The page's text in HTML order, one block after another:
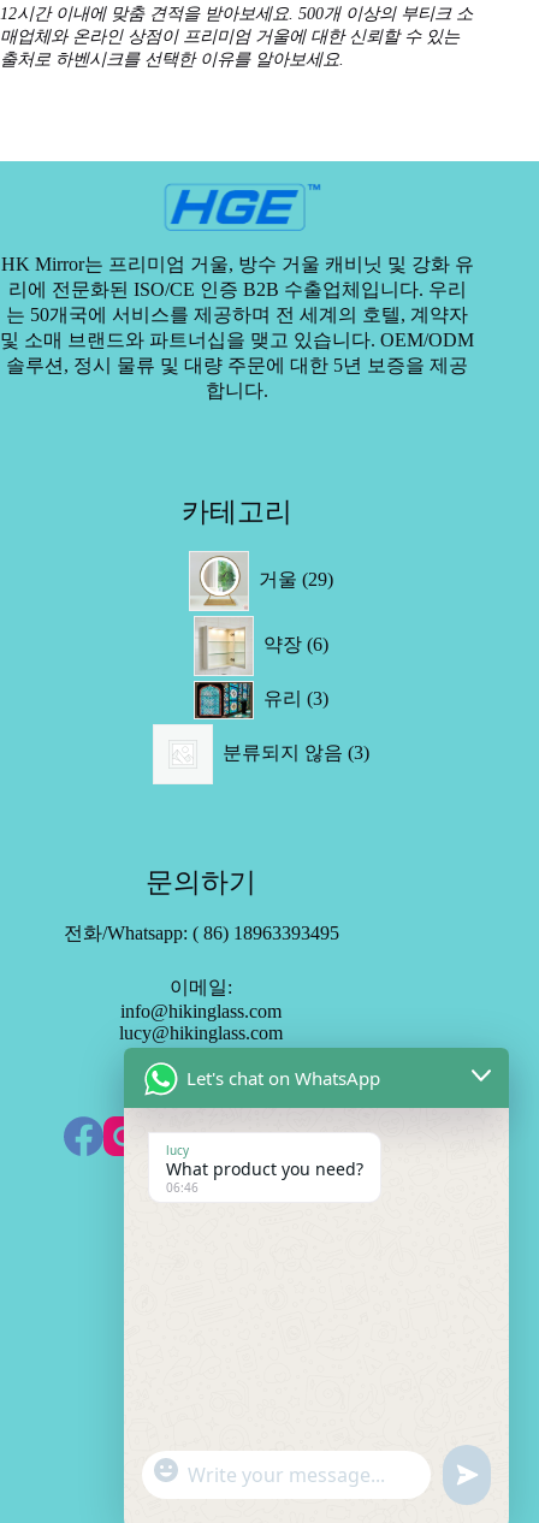
12시간 이내에 맞춤 견적을 받아보세요. 500개 이상의 부티크 소
매업체와 온라인 상점이 프리미엄 거울에 대한 신뢰할 수 있는
출처로 하벤시크를 선택한 이유를 알아보세요.
HK Mirror는 프리미엄 거울, 방수 거울 캐비닛 및 강화 유
리에 전문화된 ISO/CE 인증 B2B 수출업체입니다. 우리
는 50개국에 서비스를 제공하며 전 세계의 호텔, 계약자
및 소매 브랜드와 파트너십을 맺고 있습니다. OEM/ODM
솔루션, 정시 물류 및 대량 주문에 대한 5년 보증을 제공
합니다.
카테고리
거울 29제
약장 6제
유리
33
제
분류되지 않음 3제
문의하기
전화/Whatsapp: ( 86) 18963393495
이메일:
info@hikinglass.com
lucy@hikinglass.com
HK 미러 구독하기
t
s
일
*
엇
이
Let's chat on WhatsApp
lucy
What product you need?
06:46
"
+
W
u
n